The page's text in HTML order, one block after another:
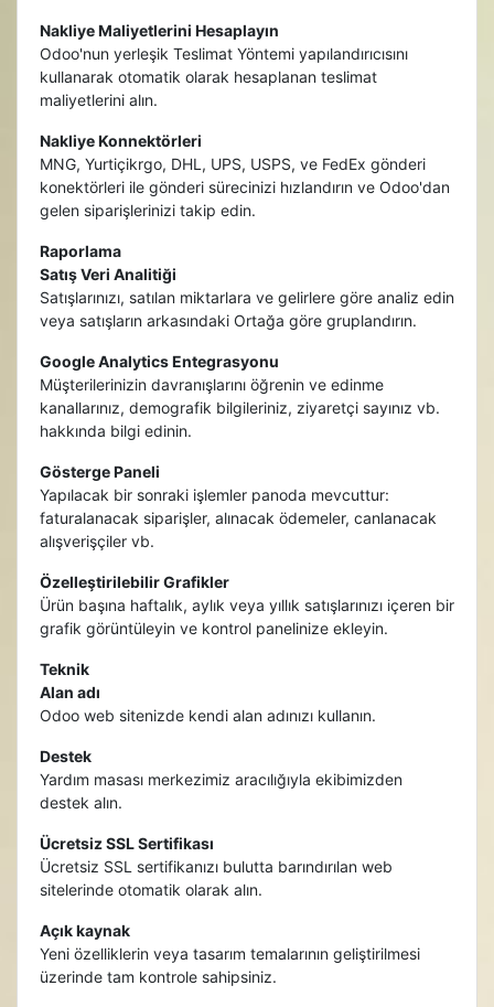
Nakliye Maliyetlerini Hesaplayın
Odoo'nun yerleşik Teslimat Yöntemi yapılandırıcısını
kullanarak otomatik olarak hesaplanan teslimat
maliyetlerini alın.
Nakliye Konnektörleri
MNG, Yurtiçikrgo, DHL, UPS, USPS, ve FedEx gönderi
konektörleri ile gönderi sürecinizi hızlandırın ve Odoo'dan
gelen siparişlerinizi takip edin.
Raporlama
Satış Veri Analitiği
Satışlarınızı, satılan miktarlara ve gelirlere göre analiz edin
veya satışların arkasındaki Ortağa göre gruplandırın.
Google Analytics Entegrasyonu
Müşterilerinizin davranışlarını öğrenin ve edinme
kanallarınız, demografik bilgileriniz, ziyaretçi sayınız vb.
hakkında bilgi edinin.
Gösterge Paneli
Yapılacak bir sonraki işlemler panoda mevcuttur:
faturalanacak siparişler, alınacak ödemeler, canlanacak
alışverişçiler vb.
Özelleştirilebilir Grafikler
Ürün başına haftalık, aylık veya yıllık satışlarınızı içeren bir
grafik görüntüleyin ve kontrol panelinize ekleyin.
Teknik
Alan adı
Odoo web sitenizde kendi alan adınızı kullanın.
Destek
Yardım masası merkezimiz aracılığıyla ekibimizden
destek alın.
Ücretsiz SSL Sertifikası
Ücretsiz SSL sertifikanızı bulutta barındırılan web
sitelerinde otomatik olarak alın.
Açık kaynak
Yeni özelliklerin veya tasarım temalarının geliştirilmesi
üzerinde tam kontrole sahipsiniz.